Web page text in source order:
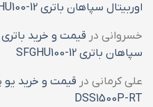
اوربیتال سپاهان باتری SFGHU100-12
خسروانی در
سپاهان باتری SFGHU100-12
علی کرمانی در
DSS1500P-RT